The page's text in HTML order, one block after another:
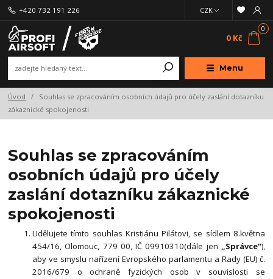
Menu
CZK
+420 732 191 226
0
0 Kč
Úvod
Souhlas se zpracováním osobních údajů pro účely zaslání dotazníku
zákaznické spokojenosti
Souhlas se zpracováním
osobních údajů pro účely
zaslání dotazníku zákaznické
spokojenosti
Udělujete tímto souhlas Kristiánu Pilátovi, se sídlem 8.května
454/16, Olomouc, 779 00, IČ 09910310(dále jen „Správce“),
aby ve smyslu nařízení Evropského parlamentu a Rady (EU) č.
2016/679 o ochraně fyzických osob v souvislosti se